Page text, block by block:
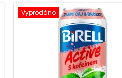
guarana
0,5l
-
plech
Vyprodáno